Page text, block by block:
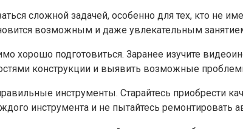
сложной задачей, особенно для тех, кто не
возможным и даже увлекательным
хорошо подготовиться. Заранее изучите
конструкции и выявить возможные
инструменты. Старайтесь приобрести
инструмента и не пытайтесь ремонтировать